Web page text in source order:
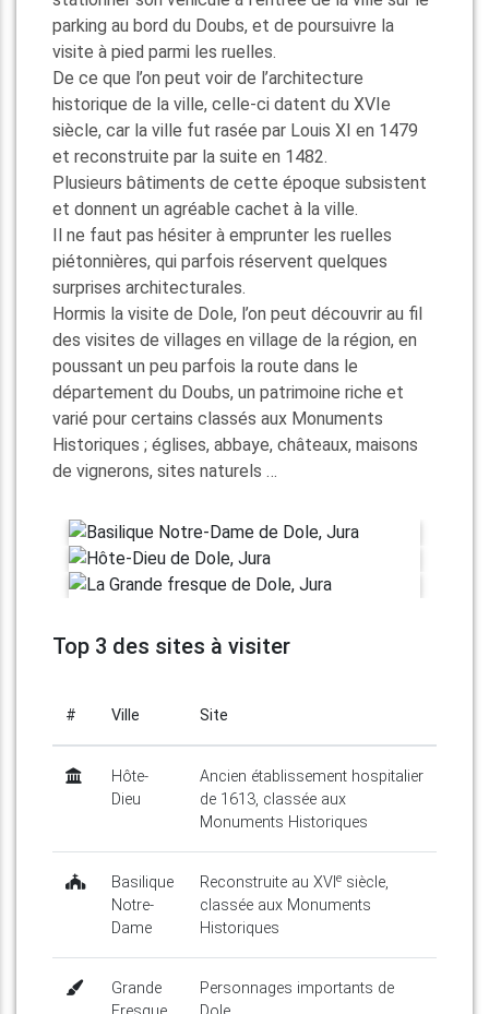
siècle, car la ville fut rasée par Louis XI en 1479
et reconstruite par la suite en 1482.
Plusieurs bâtiments de cette époque subsistent
et donnent un agréable cachet à la ville.
Il ne faut pas hésiter à emprunter les ruelles
piétonnières, qui parfois réservent quelques
surprises architecturales.
Hormis la visite de Dole, l’on peut découvrir au fil
des visites de villages en village de la région, en
poussant un peu parfois la route dans le
département du Doubs, un patrimoine riche et
varié pour certains classés aux Monuments
Historiques ; églises, abbaye, châteaux, maisons
de vignerons, sites naturels …
Top 3 des sites à visiter
# Site
Monuments Historiques
Basilique
Notre-
Reconstruite au XVI
siècle,
classée aux Monuments
Historiques
Grande
Fresque
Personnages importants de
Dole